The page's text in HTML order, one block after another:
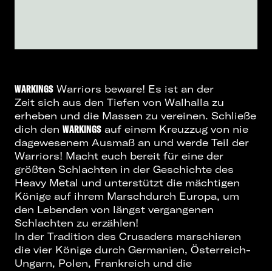
WARKINGS Warriors beware! Es ist an der
Zeit sich aus den Tiefen von Walhalla zu
erheben und die Massen zu vereinen. Schließe
dich den WARKINGS auf einem Kreuzzug von nie
dagewesenem Ausmaß an und werde Teil der
Warriors! Macht euch bereit für eine der
größten Schlachten in der Geschichte des
Heavy Metal und unterstützt die mächtigen
Könige auf ihrem Marschdurch Europa, um
den Lebenden von längst vergangenen
Schlachten zu erzählen!
In der Tradition des Crusaders marschieren
die vier Könige durch Germanien, Österreich-
Ungarn, Polen, Frankreich und die